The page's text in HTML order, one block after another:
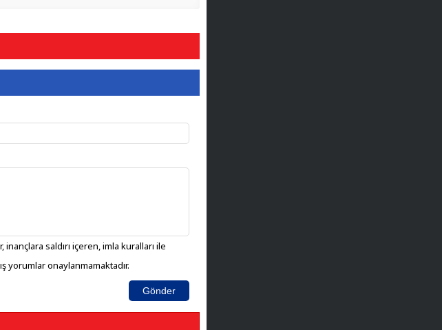
saldırı içeren, imla kuralları ile
yorumlar onaylanmamaktadır.
Gönder